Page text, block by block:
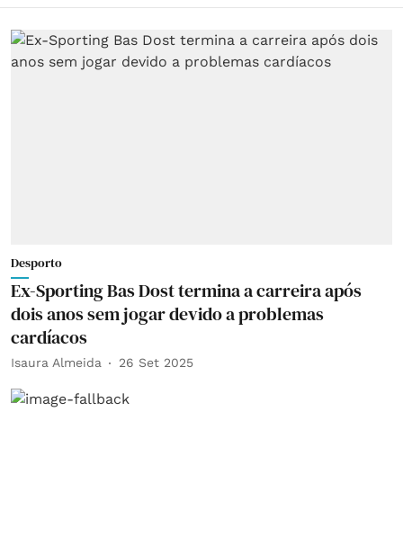
Desporto
Ex-Sporting Bas Dost termina a carreira após
dois anos sem jogar devido a problemas
cardíacos
Isaura Almeida 26 Set 2025